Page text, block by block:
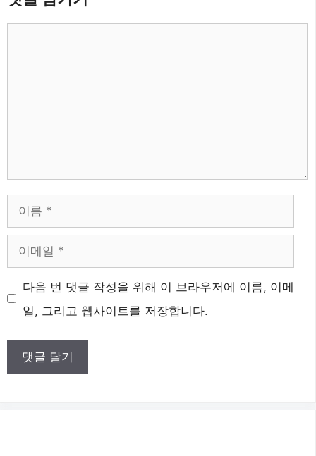
름
메
일 다음 번 댓글 작성을 위해 이 브라우저에 이름, 이메
일, 그리고 웹사이트를 저장합니다.